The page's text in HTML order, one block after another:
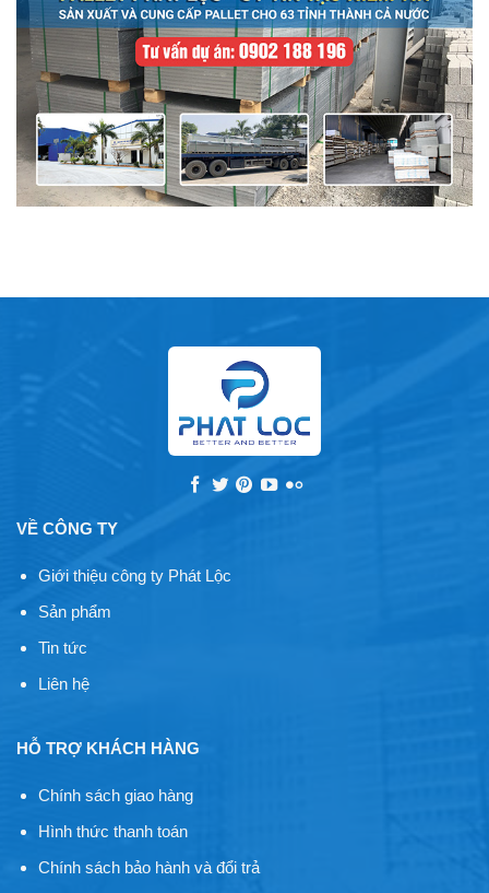
VỀ CÔNG TY
Giới thiệu công ty Phát Lộc
Sản phẩm
Tin tức
Liên hệ
HỖ TRỢ KHÁCH HÀNG
Chính sách giao hàng
Hình thức thanh toán
Chính sách bảo hành và đổi trả